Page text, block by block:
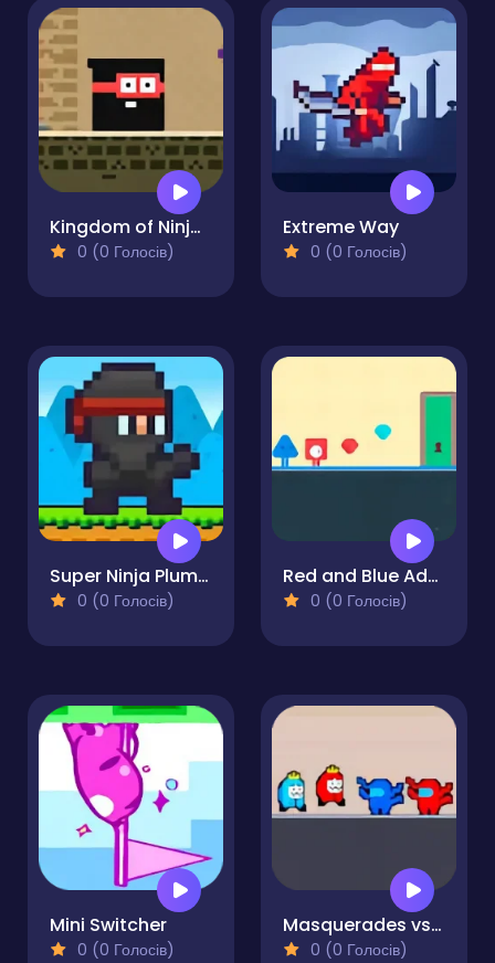
Kingdom of Ninja 4
0 (0 Голосів)
Extreme Way
0 (0 Голосів)
Super Ninja Plumber
0 (0 Голосів)
Red and Blue Adventure
0 (0 Голосів)
Mini Switcher
0 (0 Голосів)
Masquerades vs Impostors
0 (0 Голосів)